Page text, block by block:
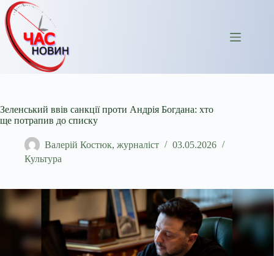
Перейти
до
вмісту
Зеленський ввів санкції проти Андрія Богдана: хто
ще потрапив до списку
Валерій Костюк, журналіст
03.05.2026
Культура